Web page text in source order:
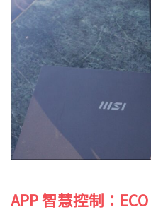
APP智慧控制：ECO